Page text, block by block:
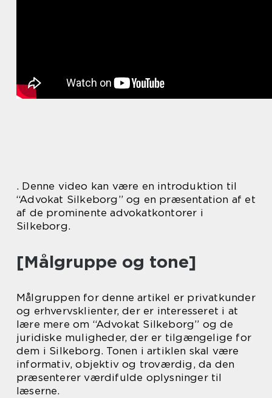
. Denne video kan være en introduktion til
“Advokat Silkeborg” og en præsentation af et
af de prominente advokatkontorer i
Silkeborg.
[Målgruppe og tone]
Målgruppen for denne artikel er privatkunder
og erhvervsklienter, der er interesseret i at
lære mere om “Advokat Silkeborg” og de
juridiske muligheder, der er tilgængelige for
dem i Silkeborg. Tonen i artiklen skal være
informativ, objektiv og troværdig, da den
præsenterer værdifulde oplysninger til
læserne.